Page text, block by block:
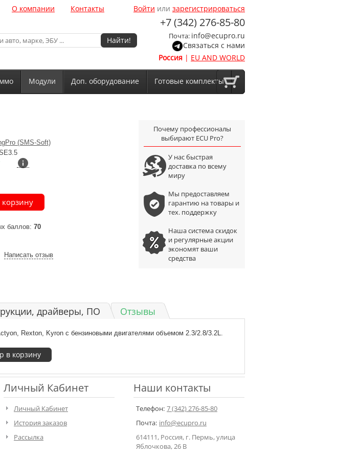
О компании Контакты
+7 (342) 276-85-80
Россия | EU AND WORLD
Почта: info@ecupro.ru
Связаться с нами
Найти!
Войти или зарегистрироваться
Модули Доп. оборудование Готовые комплекты
(SMS-Soft)
баллов: 70
Написать отзыв
Почему профессионалы
выбирают ECU Pro?
У нас быстрая
доставка по всему
миру
Мы предоставляем
гарантию на товары и
тех. поддержку
Наша система скидок
и регулярные акции
экономят ваши
средства
драйверы, ПО Отзывы
Rexton, Kyron с бензиновыми двигателями объемом 2.3/2.8/3.2L.
Личный Кабинет
Личный Кабинет
История заказов
Рассылка
Наши контакты
Телефон: 7 (342) 276-85-80
Почта: info@ecupro.ru
614111, Россия, г. Пермь, улица
Яблочкова, 26 В